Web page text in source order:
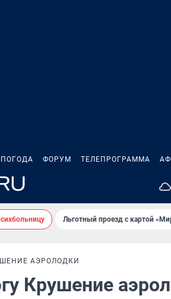
ПОГОДА ФОРУМ ТЕЛЕПРОГРАММА
Льготный проезд с картой
АЭРОЛОДКИ
Крушение